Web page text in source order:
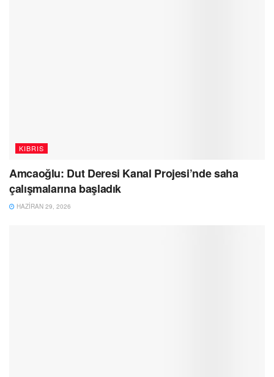
KIBRIS
Amcaoğlu: Dut Deresi Kanal Projesi’nde saha
çalışmalarına başladık
HAZIRAN 29, 2026